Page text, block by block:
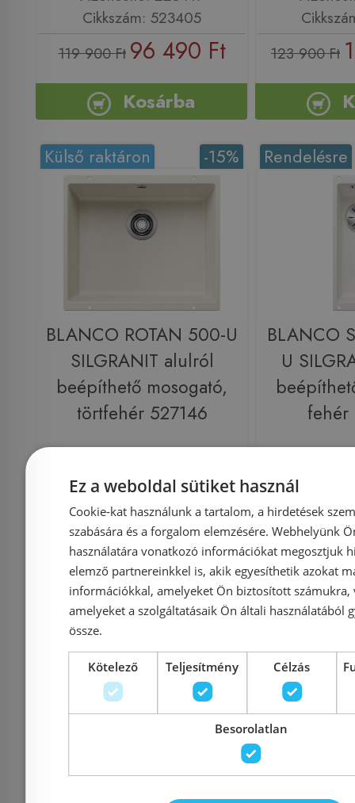
Cikkszám: 523405
119 900 Ft 96 490 Ft
Kosárba
123 900 Ft
-15%
Külső raktáron
BLANCO ROTAN 500-U
SILGRANIT alulról
beépíthető mosogató,
törtfehér 527146
Azonosító: 225440
Cikkszám: 527146
123 900 Ft105 690 Ft
Kosárba
Rendelésre
BLANCO
U
119 900 Ft
Ez a weboldal sütiket használ
Cookie-kat használunk a tartalom, a hirdetések
szabására és a forgalom elemzésére. Webhelyünk
használatára vonatkozó információkat megosztjuk
elemző partnereinkkel is, akik egyesíthetik azokat
információkkal, amelyeket Ön biztosított számukra,
amelyeket a szolgáltatásaik Ön általi használatából
össze.
Kötelező Teljesítmény Célzás
Besorolatlan